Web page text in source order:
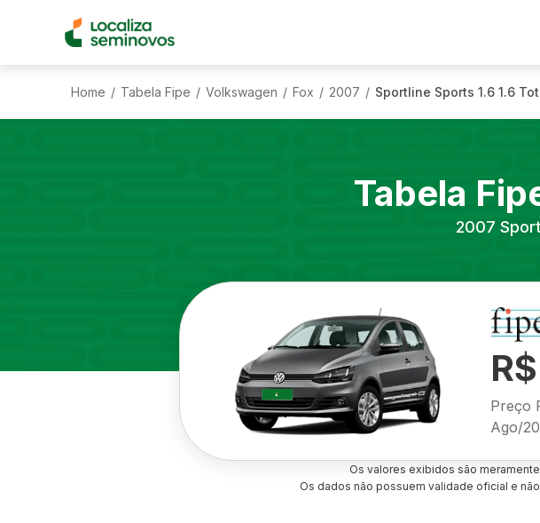
Home / Tabela Fipe / Volkswagen / Fox / 2007 / Sportline Sports 1.6 1.6
Tabela
2007
Preço
Ago/
Os valores exibidos são
Os dados não possuem validade oficial e